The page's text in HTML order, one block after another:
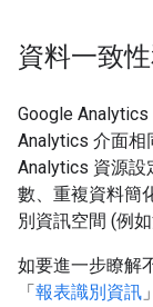
資料一致
Google
Analytics 介面相
Analytics 資源設
數、重複資料簡
別資訊空間 (例
如要進一步瞭解
「報表識別資訊